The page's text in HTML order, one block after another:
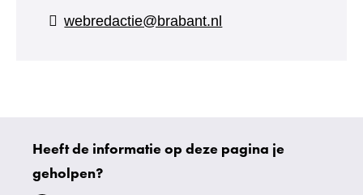
naar
webredactie@brabant.nl
Uw
gegevens
Heeft de informatie op deze pagina je
geholpen?